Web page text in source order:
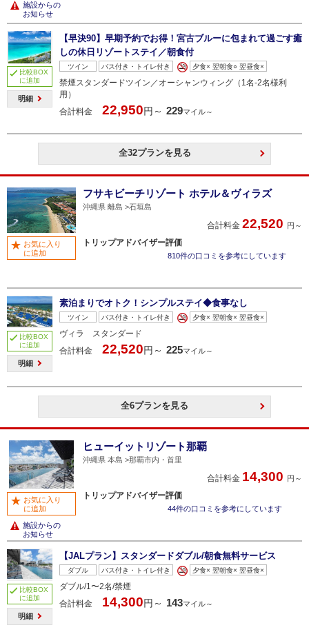
施設からの
お知らせ
比較BOX
に追加
明細
【早決90】早期予約でお得！宮古ブルーに包まれて過ごす癒
しの休日リゾートステイ／朝食付
ツイン バス付き・トイレ付き 夕食× 翌朝食○ 翌昼食×
禁煙スタンダードツイン／オーシャンウィング（1名‐2名様利
用）
合計料金
22,950円～ 229マイル～
全32プランを見る
フサキビーチリゾート ホテル＆ヴィラズ
沖縄県 離島 石垣島
合計料金 22,520 円～
トリップアドバイザー評価
810件の口コミを参考にしています
お気に入り
に追加
比較BOX
に追加
明細
素泊まりでオトク！シンプルステイ◆食事なし
ツイン バス付き・トイレ付き 夕食× 翌朝食× 翌昼食×
ヴィラ スタンダード
合計料金
22,520円～ 225マイル～
全6プランを見る
ヒューイットリゾート那覇
沖縄県 本島 那覇市内・首里
合計料金 14,300 円～
トリップアドバイザー評価
44件の口コミを参考にしています
お気に入り
に追加
施設からの
お知らせ
比較BOX
に追加
明細
【JALプラン】スタンダードダブル/朝食無料サービス
ダブル バス付き・トイレ付き 夕食× 翌朝食× 翌昼食×
ダブル/1〜2名/禁煙
合計料金
14,300円～ 143マイル～